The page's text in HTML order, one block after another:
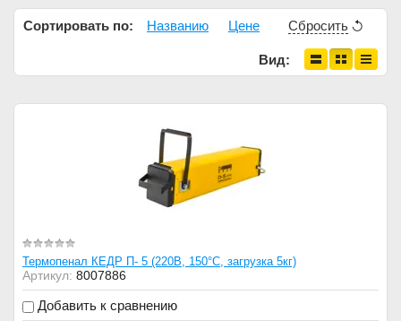
Сортировать по: Названию Цене Сбросить
Вид:
Термопенал КЕДР П- 5 (220В, 150°C, загрузка 5кг)
Артикул: 8007886
Добавить к сравнению